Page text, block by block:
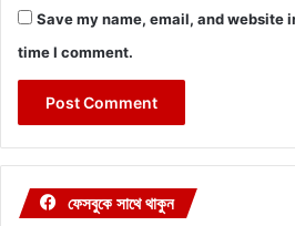
Save my name, email, and website
time I comment.
ফেসবুকে সাথে থাকুন